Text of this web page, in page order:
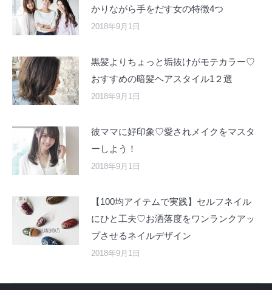
かりながら手をだす女の特徴4つ
2018年9月1日
黒髪よりちょっと垢抜けがモテカラー♡
おすすめの暗髪ヘアスタイル1２選
2018年9月1日
彼ママに好印象♡愛されメイクをマスタ
ーしよう！
2018年9月1日
【100均アイテムで実践】セルフネイル
にひと工夫♡お洒落度をワンランクアッ
プさせるネイルデザイン
2018年9月1日